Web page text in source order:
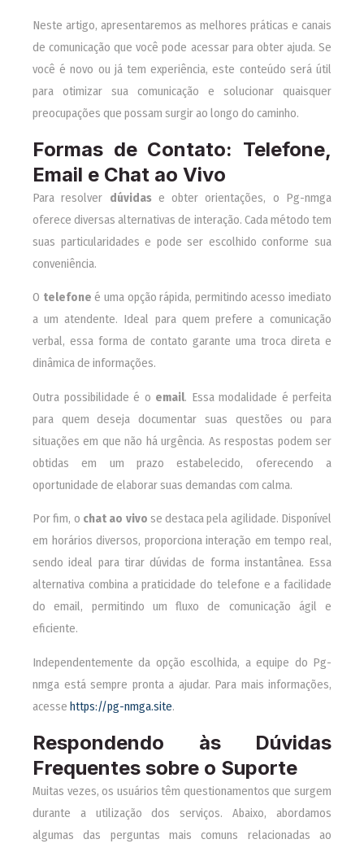
Neste artigo, apresentaremos as melhores práticas e canais
de comunicação que você pode acessar para obter ajuda. Se
você é novo ou já tem experiência, este conteúdo será útil
para otimizar sua comunicação e solucionar quaisquer
preocupações que possam surgir ao longo do caminho.
Formas de Contato: Telefone,
Email e Chat ao Vivo
Para resolver dúvidase obter orientações, o Pg-nmga
oferece diversas alternativas de interação. Cada método tem
suas particularidades e pode ser escolhido conforme sua
conveniência.
O telefone é uma opção rápida, permitindo acesso imediato
a um atendente. Ideal para quem prefere a comunicação
verbal, essa forma de contato garante uma troca direta e
dinâmica de informações.
Outra possibilidade é o email. Essa modalidade é perfeita
para quem deseja documentar suas questões ou para
situações em que não há urgência. As respostas podem ser
obtidas em um prazo estabelecido, oferecendo a
oportunidade de elaborar suas demandas com calma.
Por fim, o chat ao vivo se destaca pela agilidade. Disponível
em horários diversos, proporciona interação em tempo real,
sendo ideal para tirar dúvidas de forma instantânea. Essa
alternativa combina a praticidade do telefone e a facilidade
do email, permitindo um fluxo de comunicação ágil e
eficiente.
Independentemente da opção escolhida, a equipe do Pg-
nmga está sempre pronta a ajudar. Para mais informações,
acesse https://pg-nmga.site.
Respondendo às Dúvidas
Frequentes sobre o Suporte
Muitas vezes, os usuários têm questionamentos que surgem
durante a utilização dos serviços. Abaixo, abordamos
algumas das perguntas mais comuns relacionadas ao